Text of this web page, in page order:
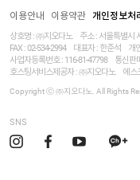
이용안내 이용약관 개인정보처
상호명 : ㈜지오다노
주소 : 서울특별시
FAX : 02-534-2994
대표자 : 한준석 개
사업자등록번호 : 116-81-47798
통신판
호스팅서비스제공자 : ㈜지오다노
에스
Copyright ⓒ ㈜지오다노. All Rights
SNS